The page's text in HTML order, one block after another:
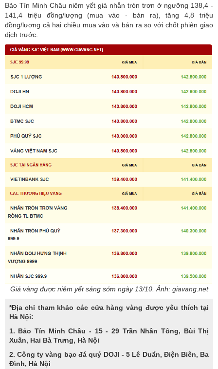
Bảo Tín Minh Châu niêm yết giá nhẫn tròn trơn ở ngưỡng 138,4 -
141,4 triệu đồng/lượng (mua vào - bán ra), tăng 4,8 triệu
đồng/lượng cả hai chiều mua vào và bán ra so với chốt phiên giao
dịch trước.
Giá vàng được niêm yết sáng sớm ngày 13/10. Ảnh: giavang.net
*Địa chỉ tham khảo các cửa hàng vàng được yêu thích tại
Hà Nội:
1. Bảo Tín Minh Châu - 15 - 29 Trần Nhân Tông, Bùi Thị
Xuân, Hai Bà Trưng, Hà Nội
2. Công ty vàng bạc đá quý DOJI - 5 Lê Duẩn, Điện Biên, Ba
Đình, Hà Nội